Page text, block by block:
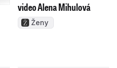
video Alena Mihulová
Ženy